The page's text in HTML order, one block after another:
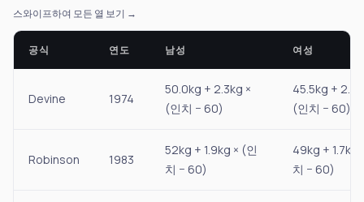
스와이프하여 모든 열 보기 →
공식 연도 남성 여성
Devine 1974
50.0kg + 2.3kg ×
(인치 − 60)
45.5kg +
(인치 − 60)
Robinson 1983
52kg + 1.9kg × (인
치 − 60)
49kg + 1.7kg
치 − 60)